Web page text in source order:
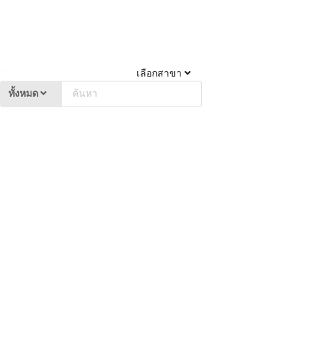
เลือกสาขา
ทั้งหมด